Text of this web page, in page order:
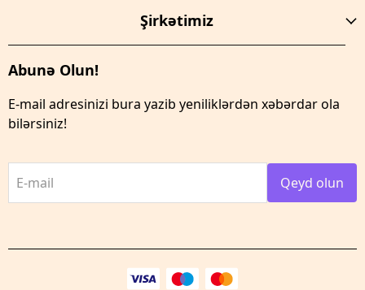
Şirkətimiz
Abunə Olun!
E-mail adresinizi bura yazib yeniliklərdən xəbərdar ola
bilərsiniz!
E-mail Qeyd olun